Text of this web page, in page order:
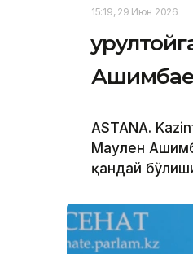
15:19, 29 Июн 2026
ASTANA.
Маулен
қандай